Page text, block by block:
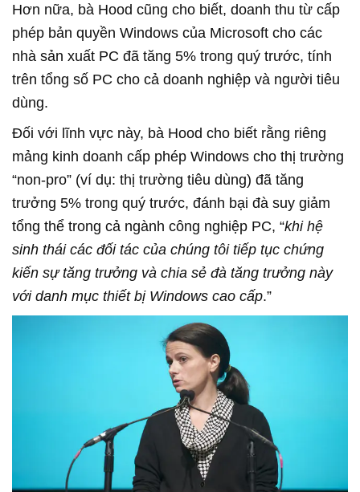
Hơn nữa, bà Hood cũng cho biết, doanh thu từ cấp
phép bản quyền Windows của Microsoft cho các
nhà sản xuất PC đã tăng 5% trong quý trước, tính
trên tổng số PC cho cả doanh nghiệp và người tiêu
dùng.
Đối với lĩnh vực này, bà Hood cho biết rằng riêng
mảng kinh doanh cấp phép Windows cho thị trường
“non-pro” (ví dụ: thị trường tiêu dùng) đã tăng
trưởng 5% trong quý trước, đánh bại đà suy giảm
tổng thể trong cả ngành công nghiệp PC, “khi hệ
sinh thái các đối tác của chúng tôi tiếp tục chứng
kiến sự tăng trưởng và chia sẻ đà tăng trưởng này
với danh mục thiết bị Windows cao cấp.”